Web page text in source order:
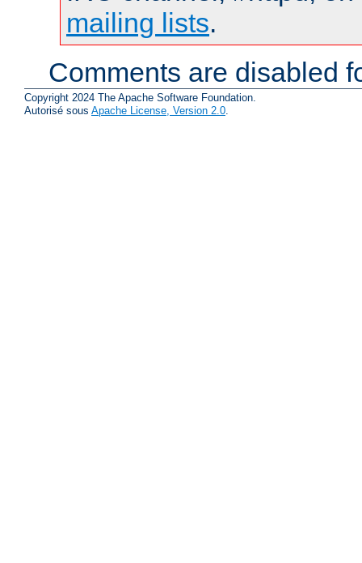
mailing lists.
Comments are disabled
Copyright 2024 The Apache Software Foundation.
Autorisé sous Apache License, Version 2.0.